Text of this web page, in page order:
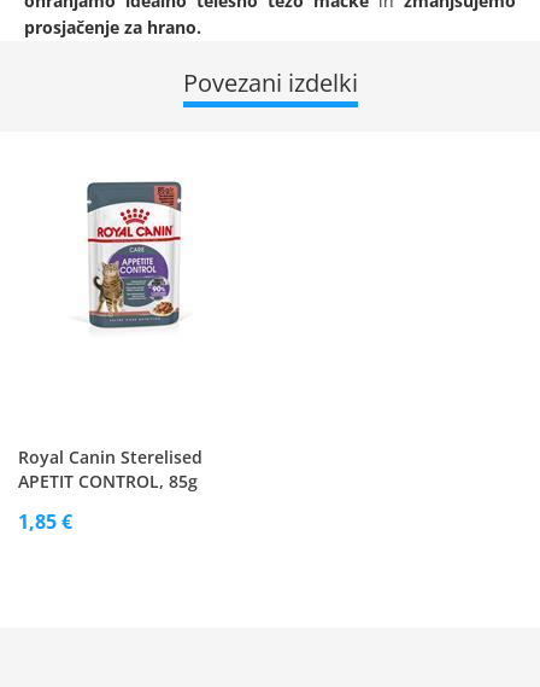
prosjačenje za hrano.
Povezani izdelki
Royal Canin Sterelised
APETIT CONTROL, 85g
1,85 €